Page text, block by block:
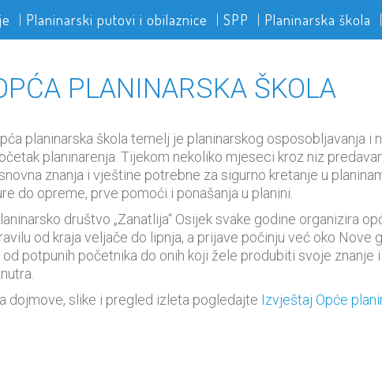
Planinarski putovi i obilaznice SPP Planinarska škola
PLANINARSKA ŠKOLA
planinarska škola temelj je planinarskog osposobljavanja i
planinarenja. Tijekom nekoliko mjeseci kroz niz
znanja i vještine potrebne za sigurno kretanje u
do opreme, prve pomoći i ponašanja u planini.
društvo „Zanatlija“ Osijek svake godine organizira
od kraja veljače do lipnja, a prijave počinju već oko Nove
potpunih početnika do onih koji žele produbiti svoje znanje
dojmove, slike i pregled izleta pogledajte Izvještaj Opće